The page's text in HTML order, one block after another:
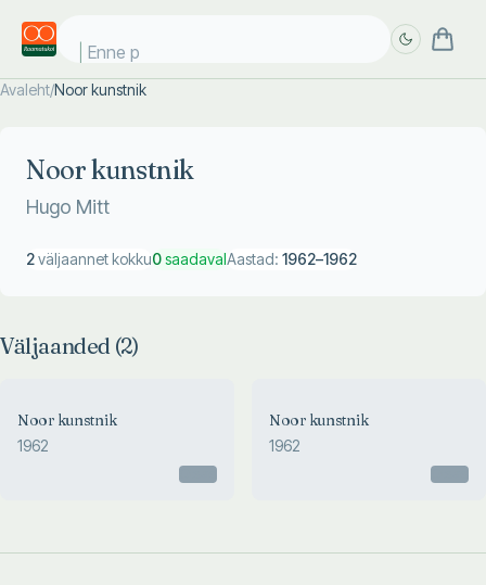
Enne pä
Avaleht/Noor kunstnik
Noor kunstnik
Hugo Mitt
2väljaannet kokku0saadavalAastad: 1962–1962
Väljaanded (2)
Noor kunstnik
1962
Noor kunstnik
1962